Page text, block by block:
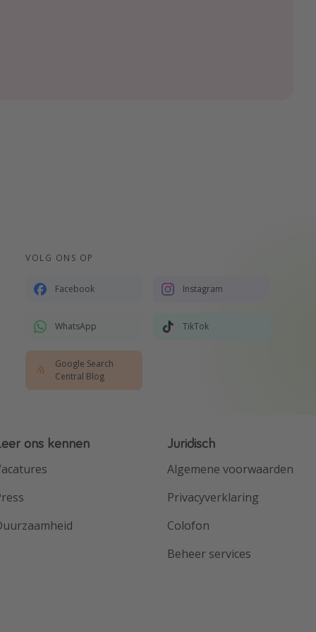
VOLG ONS OP
Facebook Instagram
WhatsApp TikTok
Google Search
Central Blog
ons kennen Juridisch
Algemene voorwaarden
Privacyverklaring
Colofon
Beheer services